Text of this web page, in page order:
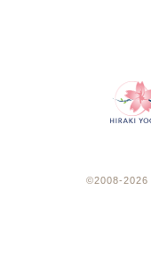
©2008-2026